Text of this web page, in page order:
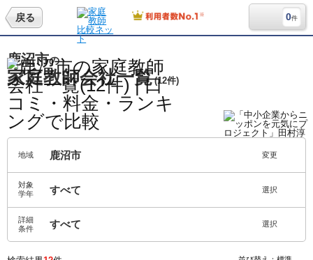
戻る 0件
鹿沼市の
家庭教師会社一覧 (12件)
地域 鹿沼市 変更
対象
学年
すべて 選択
詳細
条件
すべて 選択